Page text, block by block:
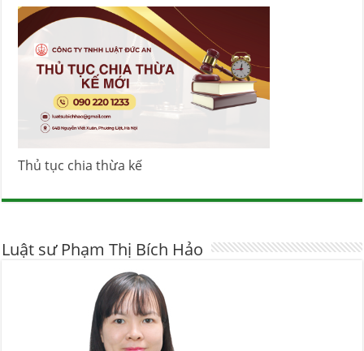
Thủ tục chia thừa kế
Luật sư Phạm Thị Bích Hảo